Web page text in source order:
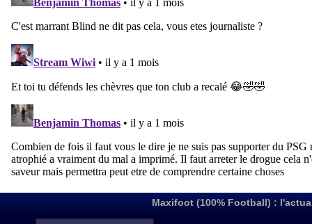
Maxifoot (100% Football) :